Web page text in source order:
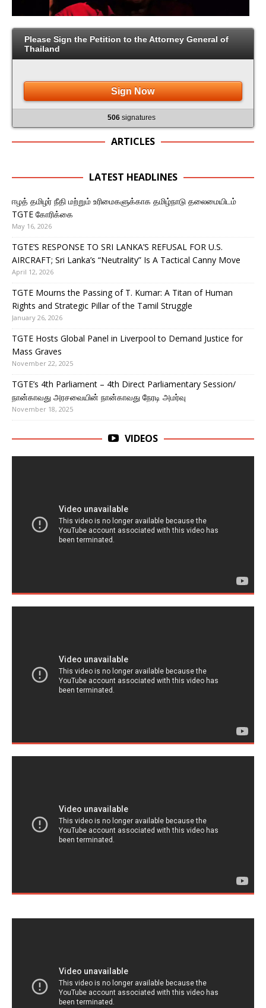
Please Sign the Petition to the Attorney General of
Thailand
Sign Now
506 signatures
ARTICLES
LATEST HEADLINES
ஈழத் தமிழர் நீதி மற்றும் உரிமைகளுக்காக தமிழ்நாடு தலைமையிடம்
TGTE கோரிக்கை
May 16, 2026
TGTE’S RESPONSE TO SRI LANKA’S REFUSAL FOR U.S.
AIRCRAFT; Sri Lanka’s “Neutrality” Is A Tactical Canny Move
April 12, 2026
TGTE Mourns the Passing of T. Kumar: A Titan of Human
Rights and Strategic Pillar of the Tamil Struggle
January 26, 2026
TGTE Hosts Global Panel in Liverpool to Demand Justice for
Mass Graves
November 22, 2025
TGTE’s 4th Parliament – 4th Direct Parliamentary Session/
நான்காவது அரசவையின் நான்காவது நேரடி அமர்வு
November 18, 2025
VIDEOS